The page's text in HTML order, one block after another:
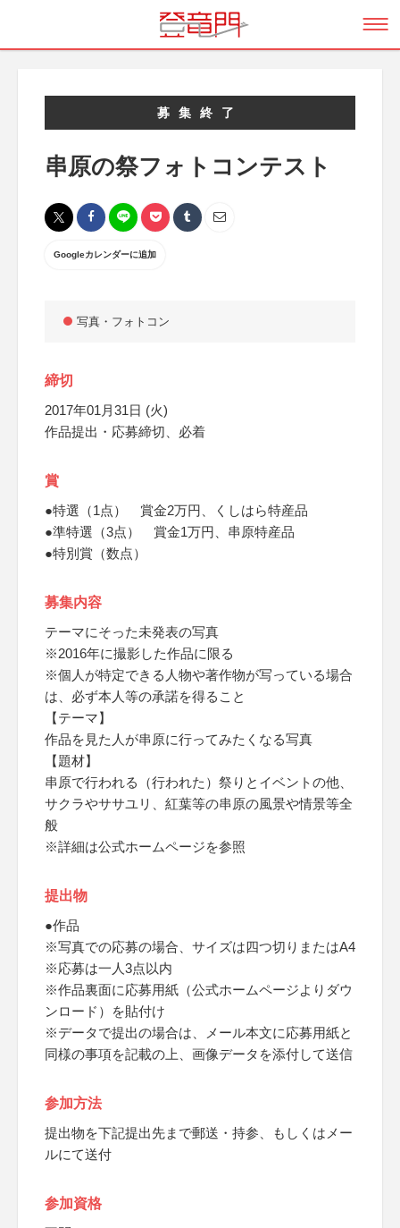
募集終了
串原の祭フォトコンテスト
Googleカレンダーに追加
写真・フォトコン
締切
2017年01月31日 (火)
作品提出・応募締切、必着
賞
●特選（1点） 賞金2万円、くしはら特産品
●準特選（3点） 賞金1万円、串原特産品
●特別賞（数点）
募集内容
テーマにそった未発表の写真
※2016年に撮影した作品に限る
※個人が特定できる人物や著作物が写っている場合
は、必ず本人等の承諾を得ること
【テーマ】
作品を見た人が串原に行ってみたくなる写真
【題材】
串原で行われる（行われた）祭りとイベントの他、
サクラやササユリ、紅葉等の串原の風景や情景等全
般
※詳細は公式ホームページを参照
提出物
●作品
※写真での応募の場合、サイズは四つ切りまたはA4
※応募は一人3点以内
※作品裏面に応募用紙（公式ホームページよりダウ
ンロード）を貼付け
※データで提出の場合は、メール本文に応募用紙と
同様の事項を記載の上、画像データを添付して送信
参加方法
提出物を下記提出先まで郵送・持参、もしくはメー
ルにて送付
参加資格